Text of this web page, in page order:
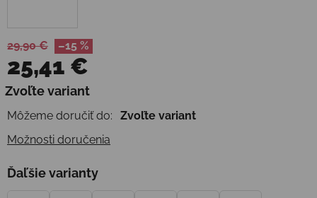
29,90 € –15 %
25,41 €
Jednotková cena:
Zvoľte variant
Môžeme doručiť do:
Zvoľte variant
Možnosti doručenia
Ďaľšie varianty